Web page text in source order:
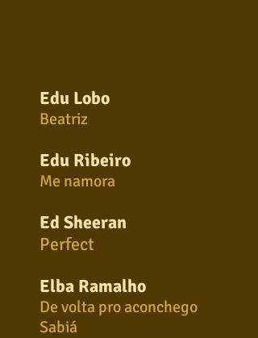
Edu Lobo
Beatriz
Edu Ribeiro
Me namora
Ed Sheeran
Perfect
Elba Ramalho
De volta pro aconchego
Sabiá